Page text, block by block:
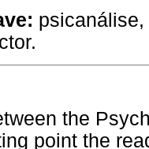
the
point the